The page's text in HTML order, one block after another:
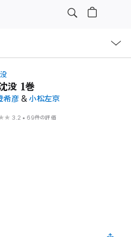
没 1巻
希彦 &小松左京
3.2 • 69件の評価